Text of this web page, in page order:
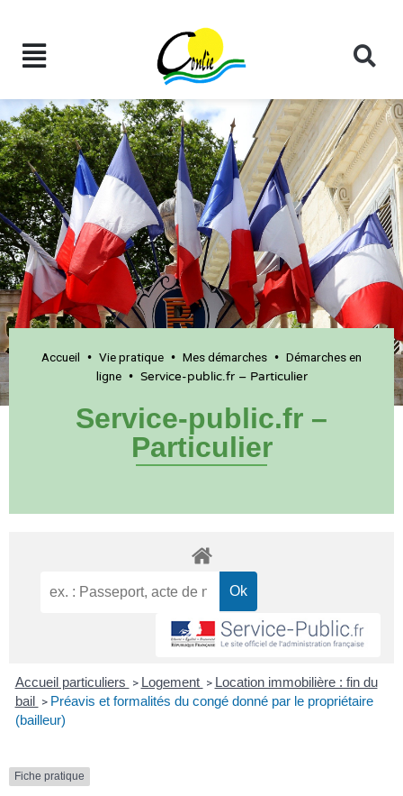
Accueil • Vie pratique • Mes démarches • Démarches en
ligne• Service-public.fr – Particulier
Service-public.fr –
Particulier
Accueil particuliers > Logement > Location immobilière : fin du
bail > Préavis et formalités du congé donné par le propriétaire
(bailleur)
Fiche pratique